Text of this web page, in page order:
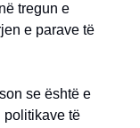
tregun e
e parave të
se është e
politikave të